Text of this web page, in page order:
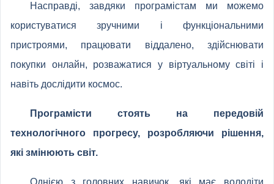
Насправді, завдяки програмістам ми можемо
користуватися зручними і функціональними
пристроями, працювати віддалено, здійснювати
покупки онлайн, розважатися у віртуальному світі і
навіть дослідити космос.
Програмісти стоять на передовій
технологічного прогресу, розробляючи рішення,
які змінюють світ.
Однією з головних навичок, які має володіти